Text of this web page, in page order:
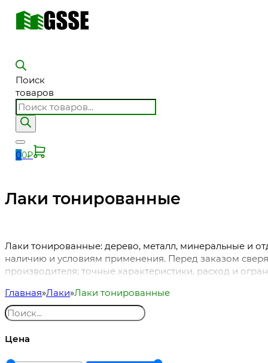
Поиск
товаров
00₽
Лаки тонированные
Лаки тонированные: дерево, металл, минеральные и
наличию и условиям применения. Перед заказом
производителя; точные характеристики, расход и
Главная Лаки Лаки тонированные
Цена